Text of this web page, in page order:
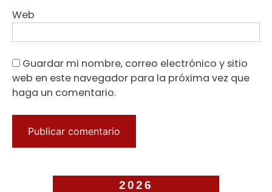
Web
Guardar mi nombre, correo electrónico y sitio
web en este navegador para la próxima vez que
haga un comentario.
2026